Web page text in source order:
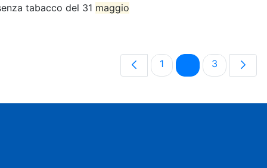
tabacco del 31 maggio
Pagina
1 PaginaPagina
3